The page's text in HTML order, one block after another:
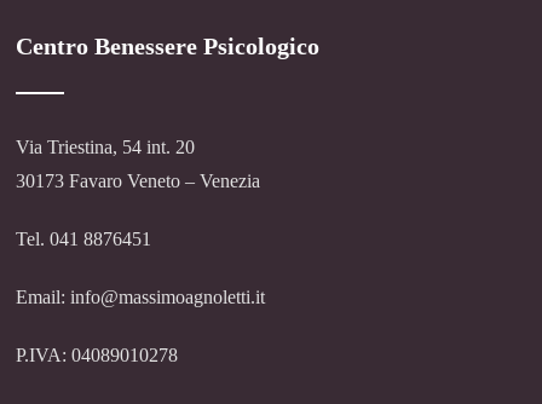
Centro Benessere Psicologico
Via Triestina, 54 int. 20
30173 Favaro Veneto – Venezia
Tel. 041 8876451
Email: info@massimoagnoletti.it
P.IVA: 04089010278